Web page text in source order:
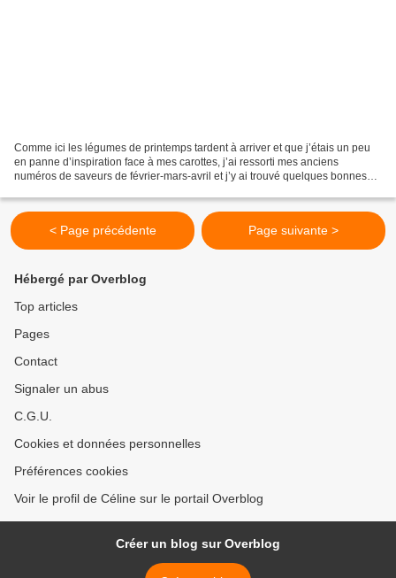
Comme ici les légumes de printemps tardent à arriver et que j’étais un peu
en panne d’inspiration face à mes carottes, j’ai ressorti mes anciens
numéros de saveurs de février-mars-avril et j’y ai trouvé quelques bonnes
< Page précédente Page suivante >
Hébergé par Overblog
Top articles
Pages
Contact
Signaler un abus
C.G.U.
Cookies et données personnelles
Préférences cookies
Voir le profil de Céline sur le portail Overblog
Créer un blog sur Overblog